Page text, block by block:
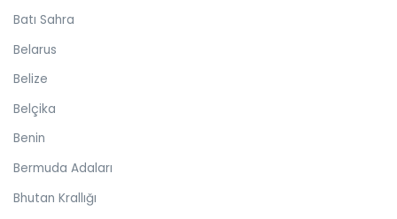
Batı Sahra
Belarus
Belize
Belçika
Benin
Bermuda Adaları
Bhutan Krallığı